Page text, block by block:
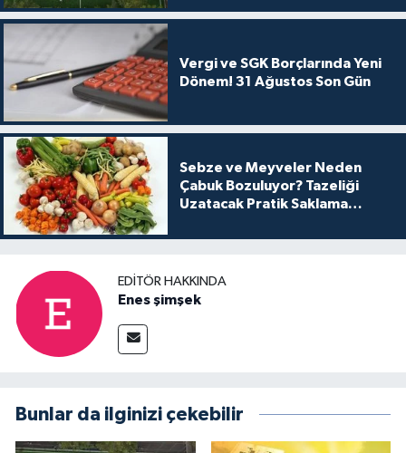
Vergi ve SGK Borçlarında Yeni
Dönem! 31 Ağustos Son Gün
Sebze ve Meyveler Neden
Çabuk Bozuluyor? Tazeliği
Uzatacak Pratik Saklama
EDITÖR HAKKINDA
Enes şimşek
Bunlar da ilginizi çekebilir